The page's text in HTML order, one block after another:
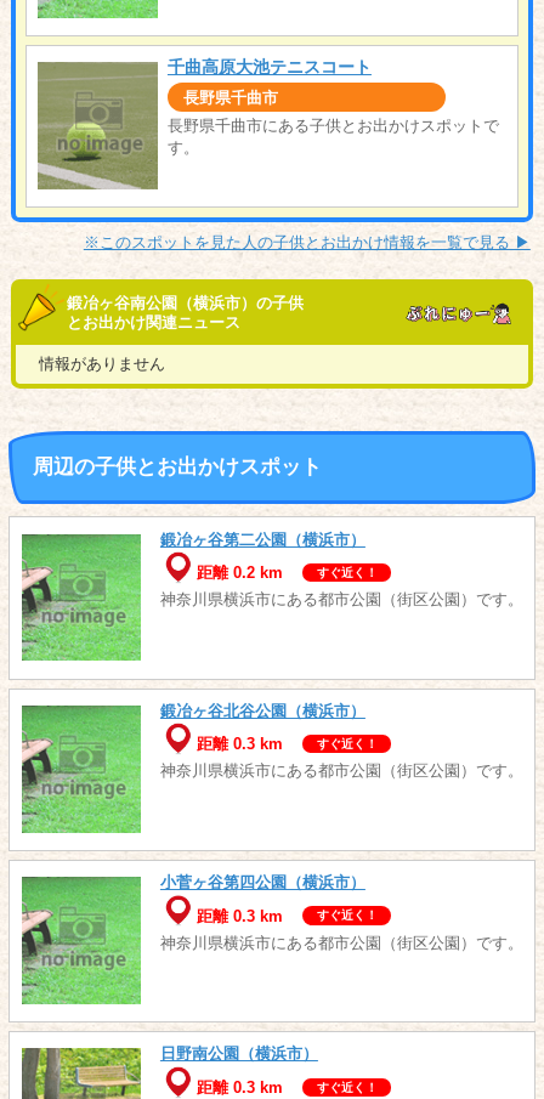
千曲高原大池テニスコート
長野県千曲市
長野県千曲市にある子供とお出かけスポットで
す。
※このスポットを見た人の子供とお出かけ情報を一覧で見る ▶︎
鍛冶ヶ谷南公園（横浜市）の子供
とお出かけ関連ニュース
情報がありません
周辺の子供とお出かけスポット
鍛冶ヶ谷第二公園（横浜市）
距離 0.2 km
すぐ近く！
神奈川県横浜市にある都市公園（街区公園）です。
鍛冶ヶ谷北谷公園（横浜市）
距離 0.3 km
すぐ近く！
神奈川県横浜市にある都市公園（街区公園）です。
小菅ヶ谷第四公園（横浜市）
距離 0.3 km
すぐ近く！
神奈川県横浜市にある都市公園（街区公園）です。
日野南公園（横浜市）
距離 0.3 km
すぐ近く！